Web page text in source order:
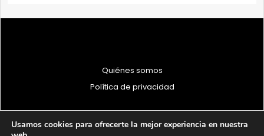
Quiénes somos
Política de privacidad
Usamos cookies para ofrecerte la mejor experiencia en nuestra